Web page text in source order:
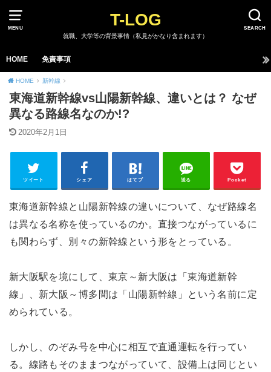
MENU SEARCH
T-LOG
就職、大学等の背景事情（私見がかなり含まれます）
HOME 免責事項
HOME 新幹線
東海道新幹線vs山陽新幹線、違いとは？ なぜ
異なる路線名なのか!?
2020年2月1日
ツイート シェア はてブ 送る Pocket
東海道新幹線と山陽新幹線の違いについて、なぜ路線名
は異なる名称を使っているのか。直接つながっているに
も関わらず、別々の新幹線という形をとっている。
新大阪駅を境にして、東京～新大阪は「東海道新幹
線」、新大阪～博多間は「山陽新幹線」という名前に定
められている。
しかし、のぞみ号を中心に相互で直通運転を行ってい
る。線路もそのままつながっていて、設備上は同じとい